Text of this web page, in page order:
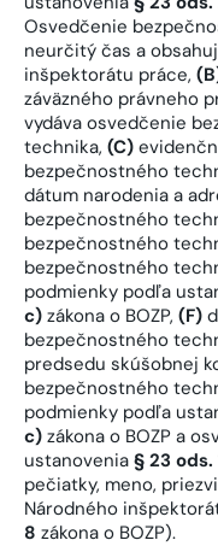
Osvedčenie
neurčitý čas a
inšpektorátu práce,
záväzného právneho
vydáva osvedčenie
technika, (C)
bezpečnostného
dátum narodenia a
bezpečnostného
bezpečnostného
bezpečnostného
podmienky podľa
c) zákona o BOZP, (F)
bezpečnostného
predsedu skúšobnej
bezpečnostného
podmienky podľa
c) zákona o BOZP a
ustanovenia § 23 ods.
pečiatky, meno,
Národného
8 zákona o BOZP).